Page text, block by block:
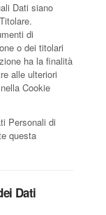
Dati siano
di
o dei titolari
ha la finalità
alle ulteriori
Cookie
Personali di
questa
Dati